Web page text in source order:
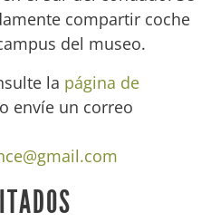
compartir coche
del museo.
la página de
o envíe un correo